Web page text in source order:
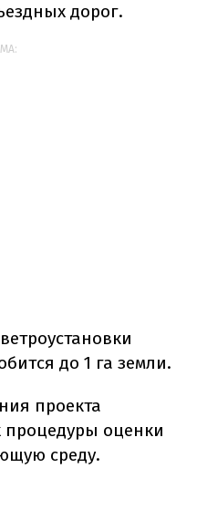
дорог.
до 1 га земли.
проекта
оценки
среду.